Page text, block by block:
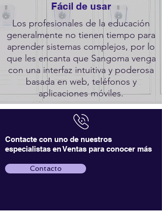
Fácil de usar
Los profesionales de la educación
generalmente no tienen tiempo para
aprender sistemas complejos, por lo
que les encanta que Sangoma venga
con una interfaz intuitiva y poderosa
basada en web, teléfonos y
aplicaciones móviles.
Contacte con uno de nuestros
especialistas en Ventas para conocer más
Contacto